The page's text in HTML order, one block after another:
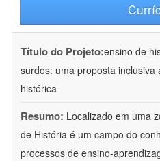
Título do Projeto:ensino de
surdos: uma proposta inclusiva
histórica
Resumo: Localizado em uma
de História é um campo do
processos de ensino-